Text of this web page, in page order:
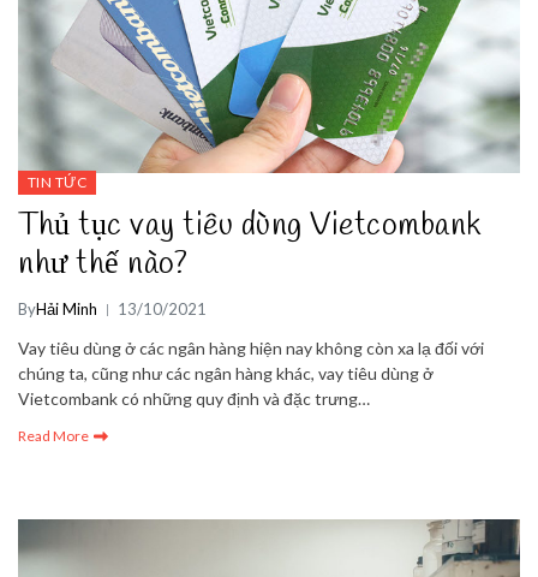
TIN TỨC
Thủ tục vay tiêu dùng Vietcombank
như thế nào?
ByHải Minh 13/10/2021
Vay tiêu dùng ở các ngân hàng hiện nay không còn xa lạ đối với
chúng ta, cũng như các ngân hàng khác, vay tiêu dùng ở
Vietcombank có những quy định và đặc trưng…
Read More